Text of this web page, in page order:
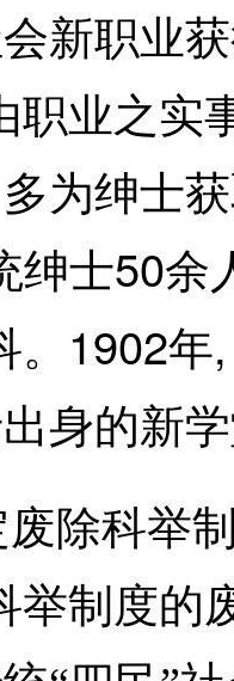
新职业
职业之实
多为绅士
绅士50余
1902年
身的新
除科举
举制度的